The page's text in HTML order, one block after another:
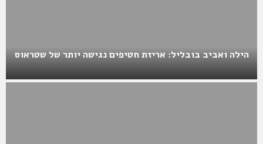
הילה ואביב בובליל: אריזת חטיפים נגישה יותר של שטראוס